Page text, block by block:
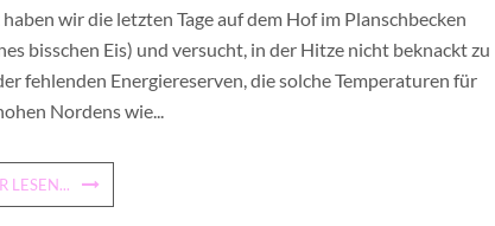
wir die letzten Tage auf dem Hof im Planschbecken
bisschen Eis) und versucht, in der Hitze nicht beknackt zu
fehlenden Energiereserven, die solche Temperaturen für
Nordens wie...
LESEN...